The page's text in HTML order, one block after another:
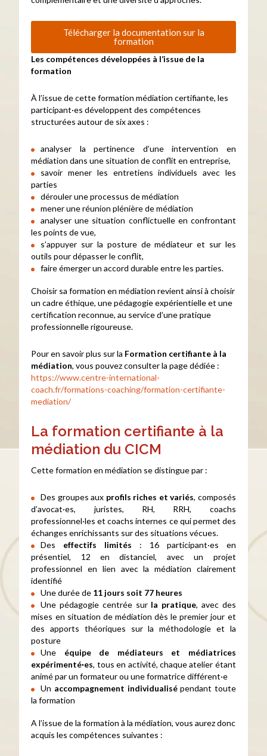
Télécharger la documentation sur la
formation
Les compétences développées à l’issue de la
formation
À l’issue de cette formation médiation certifiante, les
participant·es développent des compétences
structurées autour de six axes :
analyser la pertinence d’une intervention en
médiation dans une situation de conflit en entreprise,
savoir mener les entretiens individuels avec les
parties
dérouler une processus de médiation
mener une réunion plénière de médiation
analyser une situation conflictuelle en confrontant
les points de vue,
s’appuyer sur la posture de médiateur et sur les
outils pour dépasser le conflit,
faire émerger un accord durable entre les parties.
Choisir sa formation en médiation revient ainsi à choisir
un cadre éthique, une pédagogie expérientielle et une
certification reconnue, au service d’une pratique
professionnelle rigoureuse.
Pour en savoir plus sur la Formation certifiante à la
médiation, vous pouvez consulter la page dédiée :
https://www.centre-international-
coach.fr/formations-coaching/formation-certifiante-
mediation/
La formation certifiante à la
médiation du CICM
Cette formation en médiation se distingue par :
Des groupes aux profils riches et variés, composés
d’avocat·es, juristes, RH, RRH, coachs
professionnel·les et coachs internes ce qui permet des
échanges enrichissants sur des situations vécues.
Des effectifs limités : 16 participant·es en
présentiel, 12 en distanciel, avec un projet
professionnel en lien avec la médiation clairement
identifié
Une durée de 11 jours soit 77 heures
Une pédagogie centrée sur la pratique, avec des
mises en situation de médiation dès le premier jour et
des apports théoriques sur la méthodologie et la
posture
Une équipe de médiateurs et médiatrices
expérimenté·es, tous en activité, chaque atelier étant
animé par un formateur ou une formatrice différent·e
Un accompagnement individualisépendant toute
la formation
A l’issue de la formation à la médiation, vous aurez donc
acquis les compétences suivantes :